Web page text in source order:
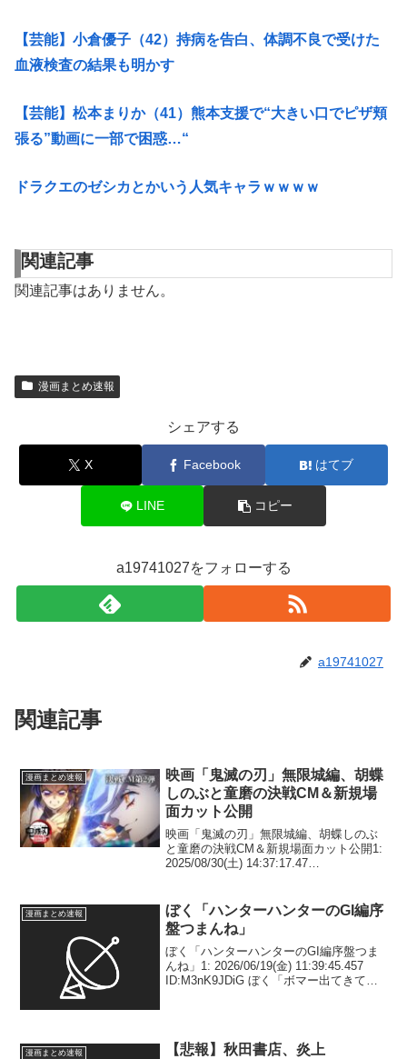
【芸能】小倉優子（42）持病を告白、体調不良で受けた
血液検査の結果も明かす
【芸能】松本まりか（41）熊本支援で“大きい口でピザ頬
張る”動画に一部で困惑…“
ドラクエのゼシカとかいう人気キャラｗｗｗｗ
関連記事
関連記事はありません。
漫画まとめ速報
シェアする
X Facebook はてブ
LINE コピー
a19741027をフォローする
a19741027
関連記事
漫画まとめ速報
映画「鬼滅の刃」無限城編、胡蝶
しのぶと童磨の決戦CM＆新規場
面カット公開
映画「鬼滅の刃」無限城編、胡蝶しのぶ
と童磨の決戦CM＆新規場面カット公開1:
2025/08/30(土) 14:37:17.47
開中）から、蟲柱・胡蝶しの...
漫画まとめ速報
ぼく「ハンターハンターのGI編序
盤つまんね」
ぼく「ハンターハンターのGI編序盤つま
んね」1: 2026/06/19(金) 11:39:45.457
ID:M3nK9JDiG ぼく「ボマー出てきてお
漫画まとめ速報 【悲報】秋田書店、炎上